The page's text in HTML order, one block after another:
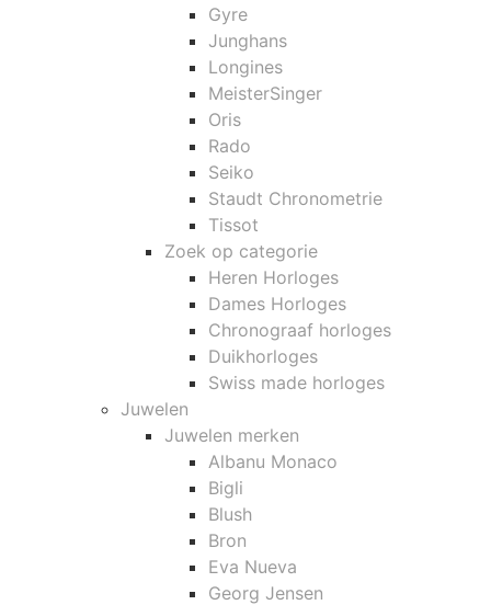
Gyre
Junghans
Longines
MeisterSinger
Oris
Rado
Seiko
Staudt Chronometrie
Tissot
Zoek op categorie
Heren Horloges
Dames Horloges
Chronograaf horloges
Duikhorloges
Swiss made horloges
Juwelen
Juwelen merken
Albanu Monaco
Bigli
Blush
Bron
Eva Nueva
Georg Jensen